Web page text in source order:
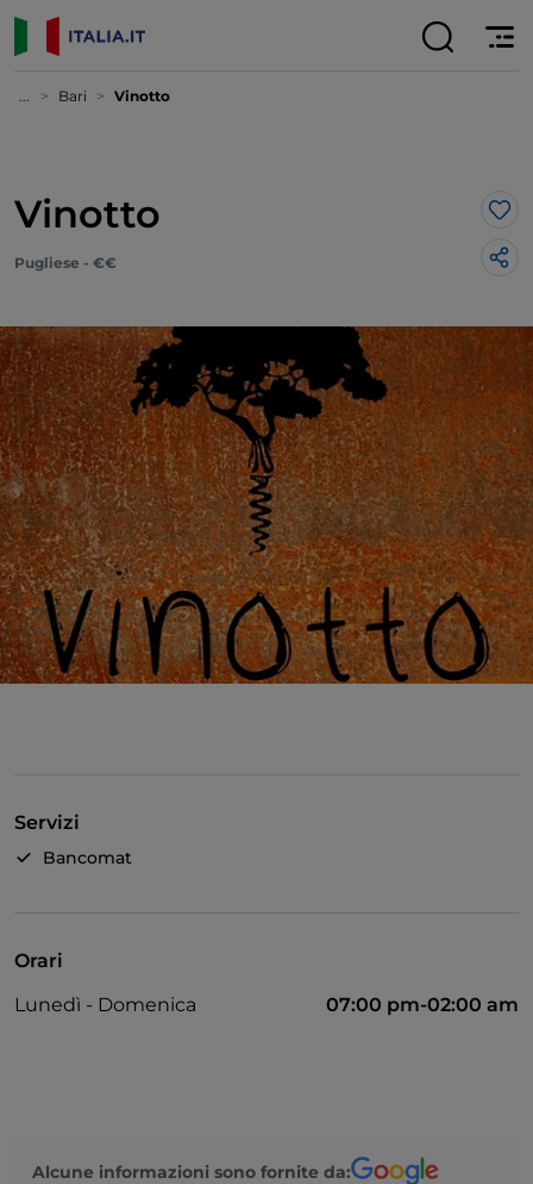
... Bari Vinotto
Vinotto
Pugliese - €€
Servizi
Bancomat
Orari
Lunedì - Domenica
07:00 pm-02:00 am
Alcune informazioni sono fornite da: